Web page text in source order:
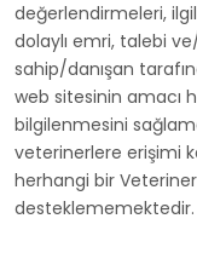
değerlendirmeleri,
dolaylı emri, talebi
sahip/danışan
web sitesinin amacı
bilgilenmesini
veterinerlere erişimi
herhangi bir
desteklememektedir.